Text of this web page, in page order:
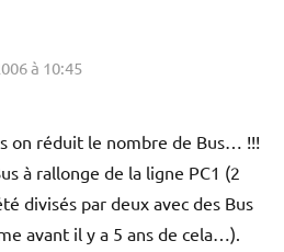
à 10:45
on réduit le nombre de Bus… !!!
à rallonge de la ligne PC1 (2
divisés par deux avec des Bus
avant il y a 5 ans de cela…).